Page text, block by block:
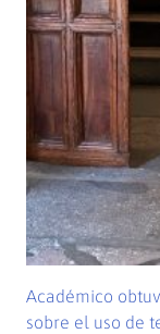
Académico
sobre el uso de